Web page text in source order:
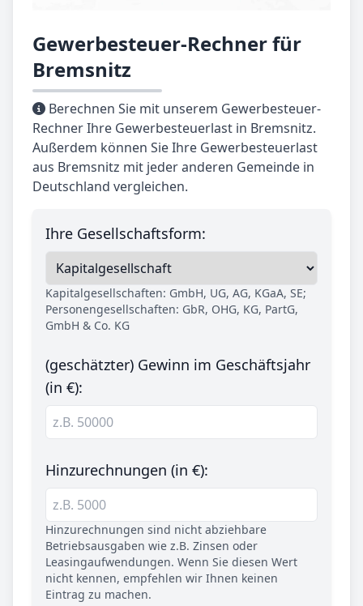
Gewerbesteuer-Rechner für
Bremsnitz
Berechnen Sie mit unserem Gewerbesteuer-
Rechner Ihre Gewerbesteuerlast in Bremsnitz.
Außerdem können Sie Ihre Gewerbesteuerlast
aus Bremsnitz mit jeder anderen Gemeinde in
Deutschland vergleichen.
Ihre Gesellschaftsform:
Kapitalgesellschaften: GmbH, UG, AG, KGaA, SE;
Personengesellschaften: GbR, OHG, KG, PartG,
GmbH & Co. KG
(geschätzter) Gewinn im Geschäftsjahr
(in €):
Hinzurechnungen (in €):
Hinzurechnungen sind nicht abziehbare
Betriebsausgaben wie z.B. Zinsen oder
Leasingaufwendungen. Wenn Sie diesen Wert
nicht kennen, empfehlen wir Ihnen keinen
Eintrag zu machen.